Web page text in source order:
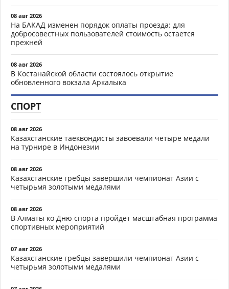
08 авг 2026
На БАКАД изменен порядок оплаты проезда: для
добросовестных пользователей стоимость остается
прежней
08 авг 2026
В Костанайской области состоялось открытие
обновленного вокзала Аркалыка
СПОРТ
08 авг 2026
Казахстанские таеквондисты завоевали четыре медали
на турнире в Индонезии
08 авг 2026
Казахстанские гребцы завершили чемпионат Азии с
четырьмя золотыми медалями
08 авг 2026
В Алматы ко Дню спорта пройдет масштабная программа
спортивных мероприятий
07 авг 2026
Казахстанские гребцы завершили чемпионат Азии с
четырьмя золотыми медалями